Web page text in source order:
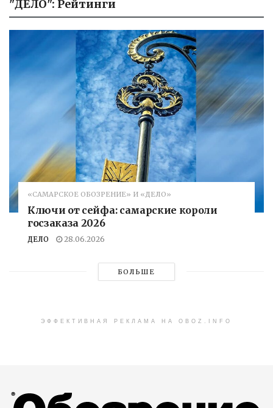
"ДЕЛО": Рейтинги
«САМАРСКОЕ ОБОЗРЕНИЕ» И «ДЕЛО»
Ключи от сейфа: самарские короли
госзаказа 2026
ДЕЛО 28.06.2026
БОЛЬШЕ
ЭФФЕКТИВНАЯ РЕКЛАМА НА OBOZ.INFO